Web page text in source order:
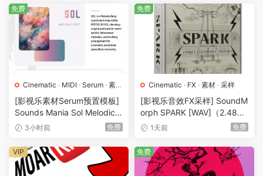
Cinematic · MIDI · Serum · 素材
· 采样·预置
[影视乐素材Serum预置模板]
Sounds Mania Sol Melodic
Deep [WAV, MiDi]（1.23G
3小时前 免费
免费
Cinematic · FX · 素材 · 采样
[影视乐音效FX采样] SoundM
orph SPARK [WAV]（2.48G
B）1天前 免费
免费
VIP 免费